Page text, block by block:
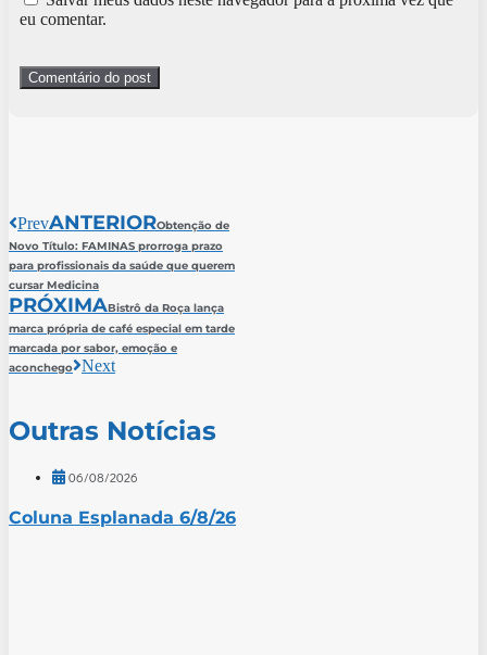
eu comentar.
PrevANTERIORObtenção de
Novo Título: FAMINAS prorroga prazo
para profissionais da saúde que querem
cursar Medicina
PRÓXIMABistrô da Roça lança
marca própria de café especial em tarde
marcada por sabor, emoção e
aconchego
Next
Outras Notícias
06/08/2026
Coluna Esplanada 6/8/26